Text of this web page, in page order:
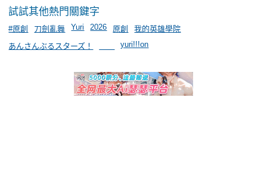
試試其他熱門關鍵字
#原創 刀劍亂舞 Yuri 2026 原創
我的英雄學院
あんさんぶるスターズ！
yuri!!!on